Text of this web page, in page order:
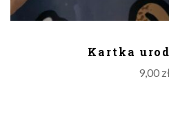
Kartka
9,00